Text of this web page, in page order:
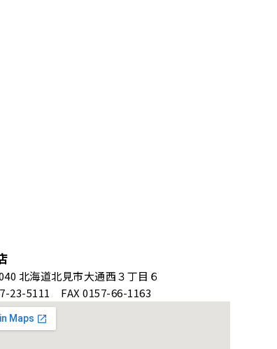
北海道北見市大通西３丁目６
23-5111 FAX 0157-66-1163